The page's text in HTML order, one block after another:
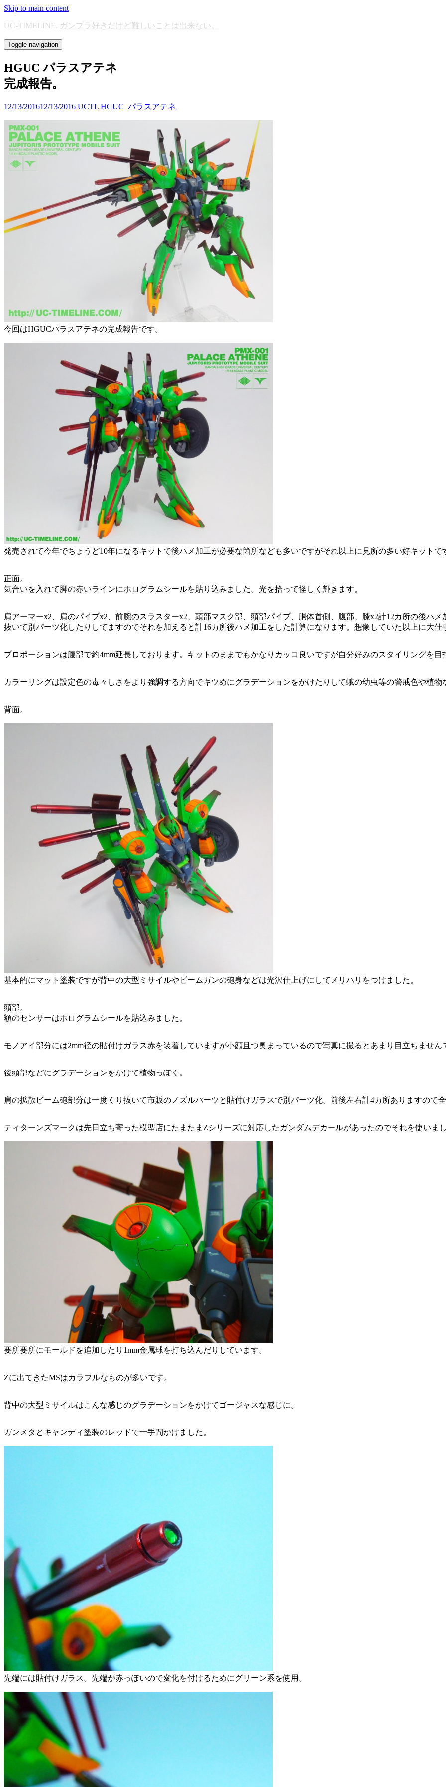
Skip to main content
UC-TIMELINE. ガンプラ好きだけど難しいことは出来ない。
Toggle navigation
HGUC パラスアテネ
完成報告。
12/13/201612/13/2016 UCTL HGUC_パラスアテネ
今回はHGUCパラスアテネの完成報告です。
発売されて今年でちょうど10年になるキットで後ハメ加工が必要な箇所なども多いですがそれ以上に見所の多い好キット
正面。
気合いを入れて脚の赤いラインにホログラムシールを貼り込みました。光を拾って怪しく輝きます。
肩アーマーx2、肩のパイプx2、前腕のスラスターx2、頭部マスク部、頭部パイプ、胴体首側、腹部、膝x2計12カ所の後ハ
抜いて別パーツ化したりしてますのでそれを加えると計16カ所後ハメ加工をした計算になります。想像していた以上に大仕
プロポーションは腹部で約4mm延長しております。キットのままでもかなりカッコ良いですが自分好みのスタイリングを目
カラーリングは設定色の毒々しさをより強調する方向でキツめにグラデーションをかけたりして蛾の幼虫等の警戒色や植
背面。
基本的にマット塗装ですが背中の大型ミサイルやビームガンの砲身などは光沢仕上げにしてメリハリをつけました。
頭部。
額のセンサーはホログラムシールを貼込みました。
モノアイ部分には2mm径の貼付けガラス赤を装着していますが小顔且つ奥まっているので写真に撮るとあまり目立ちませ
後頭部などにグラデーションをかけて植物っぽく。
肩の拡散ビーム砲部分は一度くり抜いて市販のノズルパーツと貼付けガラスで別パーツ化。前後左右計4カ所ありますので
ティターンズマークは先日立ち寄った模型店にたまたまZシリーズに対応したガンダムデカールがあったのでそれを使いま
要所要所にモールドを追加したり1mm金属球を打ち込んだりしています。
Zに出てきたMSはカラフルなものが多いです。
背中の大型ミサイルはこんな感じのグラデーションをかけてゴージャスな感じに。
ガンメタとキャンディ塗装のレッドで一手間かけました。
先端には貼付けガラス。先端が赤っぽいので変化を付けるためにグリーン系を使用。